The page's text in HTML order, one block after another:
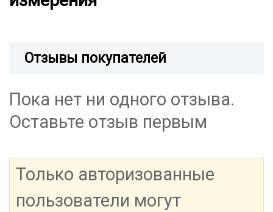
Отзывы покупателей
Пока нет ни одного отзыва.
Оставьте отзыв первым
Только авторизованные
пользователи могут